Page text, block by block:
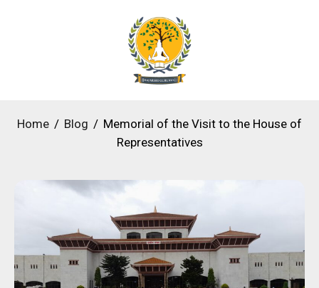
Home Blog
Memorial of the Visit to the House of
Representatives